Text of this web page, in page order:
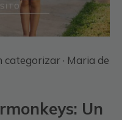
categorizar · Maria de
Un
Limones